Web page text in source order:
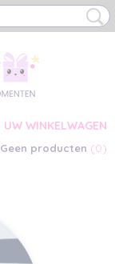
UW WINKELWAGEN
Geen producten (0)